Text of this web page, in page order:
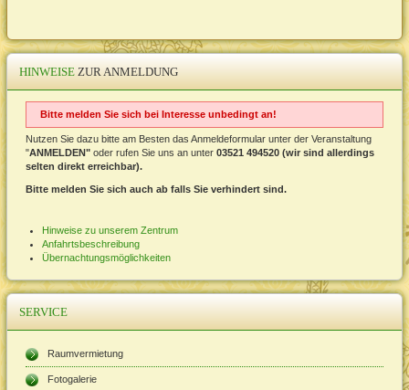
HINWEISE ZUR ANMELDUNG
Bitte melden Sie sich bei Interesse unbedingt an!
Nutzen Sie dazu bitte am Besten das Anmeldeformular unter der Veranstaltung
"ANMELDEN" oder rufen Sie uns an unter 03521 494520 (wir sind allerdings
selten direkt erreichbar).
Bitte melden Sie sich auch ab falls Sie verhindert sind.
Hinweise zu unserem Zentrum
Anfahrtsbeschreibung
Übernachtungsmöglichkeiten
SERVICE
Raumvermietung
Fotogalerie